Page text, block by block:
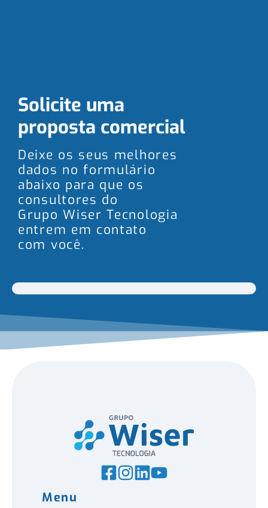
Solicite uma
proposta comercial
Deixe os seus melhores
dados no formulário
abaixo para que os
consultores do
Grupo Wiser Tecnologia
entrem em contato
com você.
Menu